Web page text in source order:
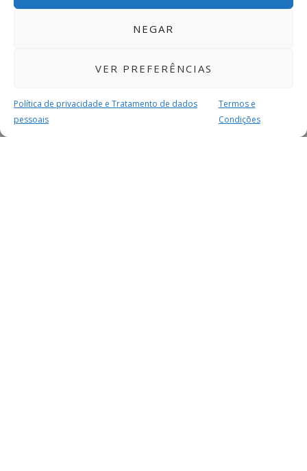
NEGAR
VER PREFERÊNCIAS
Política de privacidade e Tratamento de dados
pessoais
Termos e
Condições